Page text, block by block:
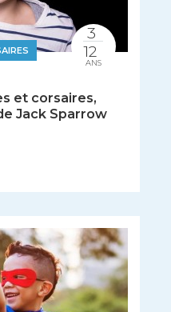
et corsaires,
Jack Sparrow
3
12
ANS